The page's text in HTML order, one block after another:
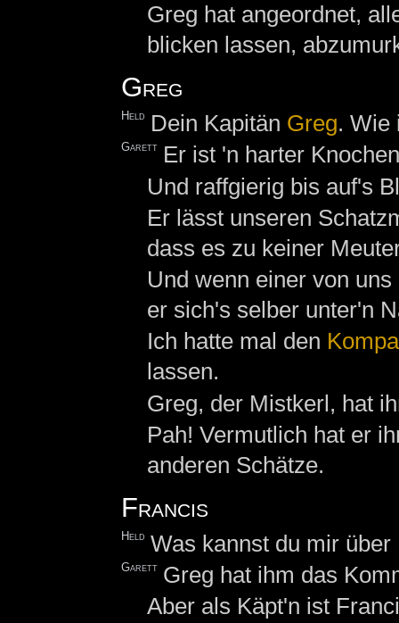
Greg hat angeordnet,
blicken lassen,
Greg
Held Dein Kapitän Greg. Wie
Garett Er ist 'n harter
Und raffgierig bis auf's
Er lässt unseren
dass es zu keiner
Und wenn einer von
er sich's selber unter'n
Ich hatte mal den
lassen.
Greg, der Mistkerl, hat
Pah! Vermutlich hat er
anderen Schätze.
Francis
Held Was kannst du mir über
Garett Greg hat ihm das
Aber als Käpt'n ist